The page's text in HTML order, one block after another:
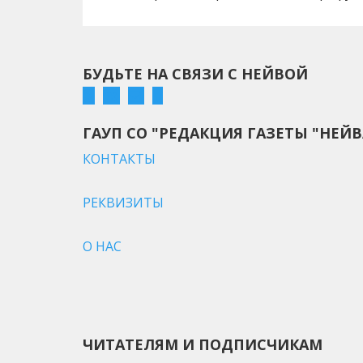
БУДЬТЕ НА СВЯЗИ С НЕЙВОЙ
ГАУП СО "РЕДАКЦИЯ ГАЗЕТЫ
КОНТАКТЫ
РЕКВИЗИТЫ
О НАС
ЧИТАТЕЛЯМ И ПОДПИСЧИКАМ